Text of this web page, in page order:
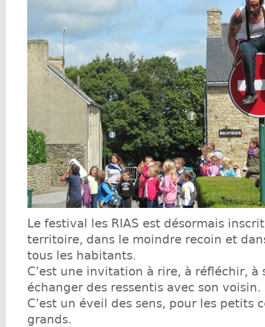
Le festival les RIAS est désormais
territoire, dans le moindre recoin et
tous les habitants.
C’est une invitation à rire, à réfléchir, à
échanger des ressentis avec son voisin.
C’est un éveil des sens, pour les petits
grands.